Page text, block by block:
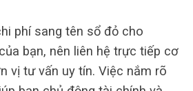
phí sang tên sổ đỏ cho
bạn, nên liên hệ trực tiếp cơ
vị tư vấn uy tín. Việc nắm rõ